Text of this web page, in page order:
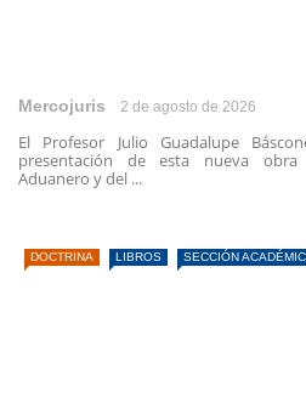
Mercojuris 2 de agosto de 2026
El Profesor Julio Guadalupe
presentación de esta nueva obra
Aduanero y del ...
DOCTRINA LIBROS SECCIÓN